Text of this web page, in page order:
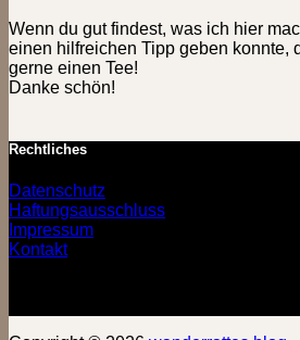
Wenn du gut findest, was ich hier
einen hilfreichen Tipp geben konnte,
gerne einen Tee!
Danke schön!
Rechtliches
Datenschutz
Haftungsausschluss
Impressum
Kontakt